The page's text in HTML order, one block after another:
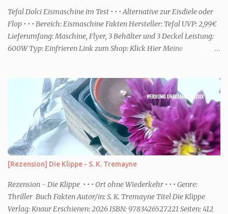
einem frisch-fruchtigen Duft, wie die Kneipp Aroma-Pflegedusche
“ Sommer Flirt ...
Tefal Dolci Eismaschine im Test • • • Alternative zur Eisdiele oder
Flop • • • Bereich: Eismaschine Fakten Hersteller: Tefal UVP: 2,99€
Lieferumfang: Maschine, Flyer, 3 Behälter und 3 Deckel Leistung:
600W Typ: Einfrieren Link zum Shop: Klick Hier Meine
ausgepackt und aufgebaut. Eine Anleitung ist dabei, die enthält
aber nicht viele Informationen. Ob die Behälter in die
Spülmaschine dürfen oder ähnliches, habe ich dort jedenfalls nicht
entnehmen können. Rezepte gibt es über eine Art Flyer. Dort sind
Online ein paar Rezepte für die unterschiedlichsten Funktionen des
Gerätes. Für den Aufbau habe ich keine fünf Minuten benötigt. Die
Optik Die Optik ist nett. Sie erinnert mich von der Größe her an
eine Kaffeemaschine. Farblich ist sie dezent und passt zum Eis. Ich
würde sagen Retro meets Moderne. Das Bedienfeld hat eine ...
[Rezension] Die Klippe - S. K. Tremayne
Rezension - Die Klippe • • • Ort ohne Wiederkehr • • • Genre:
Thriller Buch Fakten Autor/in: S. K. Tremayne Titel Die Klippe
Verlag: Knaur Erschienen: 2026 ISBN: 9783426527221 Seiten: 412